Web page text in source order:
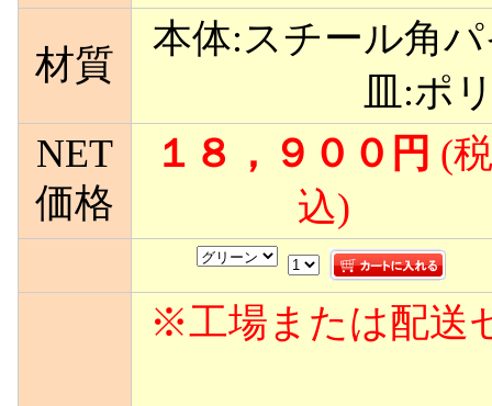
材質
本体:スチール角
皿:ポ
NET
価格
１８，９００円 (
込)
※工場または配送